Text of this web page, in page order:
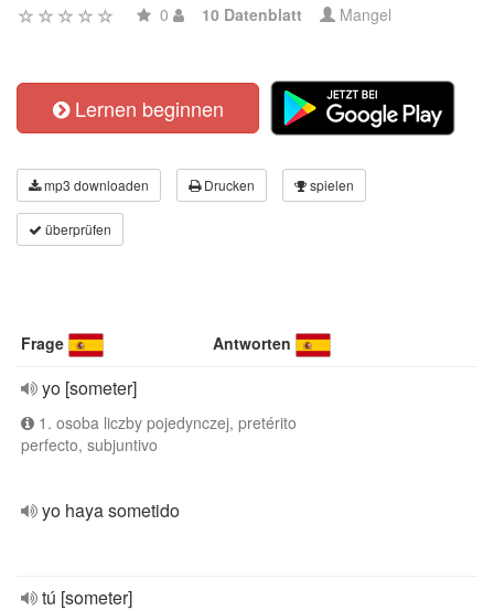
0 10 Datenblatt Mangel
Lernen beginnen
mp3 downloaden Drucken spielen
überprüfen
Frage Antworten
yo [someter]
1. osoba liczby pojedynczej, pretérito
perfecto, subjuntivo
yo haya sometido
tú [someter]